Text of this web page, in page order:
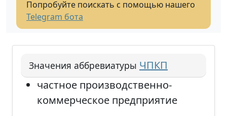
Попробуйте поискать с помощью нашего
Telegram бота
Значения аббревиатуры ЧПКП
частное производственно-
коммерческое предприятие